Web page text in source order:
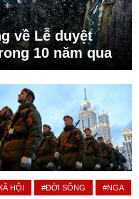
về Lễ duyệt
10 năm qua
HỘI #ĐỜI SỐNG #NGA